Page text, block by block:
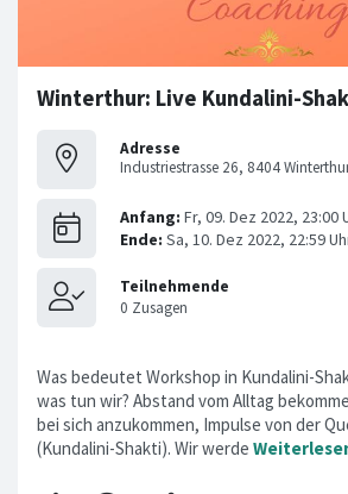
Adresse
Industriestrasse 26, 8404
Was bedeutet Workshop in Kundalini-
was tun wir? Abstand vom Alltag
bei sich anzukommen, Impulse von der
(Kundalini-Shakti). Wir werde